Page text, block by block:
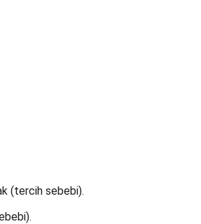
(tercih sebebi).